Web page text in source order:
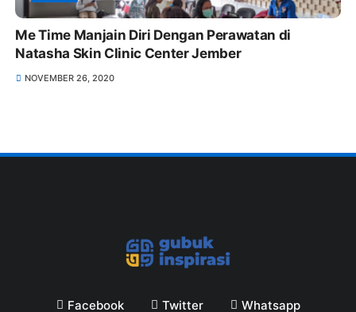
Me Time Manjain Diri Dengan Perawatan di
Natasha Skin Clinic Center Jember
NOVEMBER 26, 2020
Facebook Twitter Whatsapp